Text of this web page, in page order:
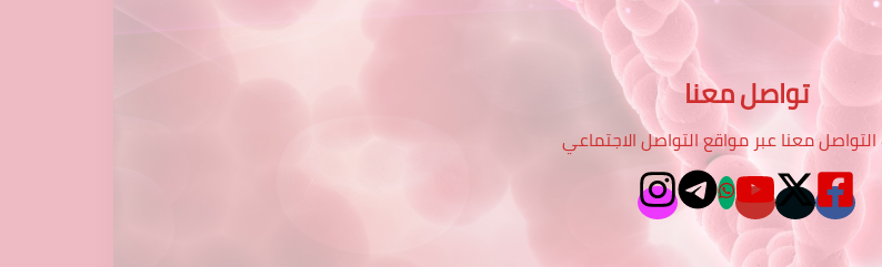
تواصل معنا
معنا عبر مواقع التواصل الاجتماعي